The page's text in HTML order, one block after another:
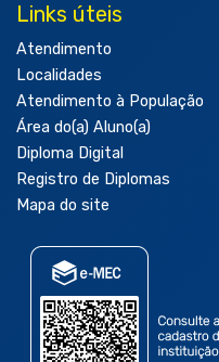
Links úteis
Atendimento
Localidades
Atendimento à População
Área do(a) Aluno(a)
Diploma Digital
Registro de Diplomas
Mapa do site